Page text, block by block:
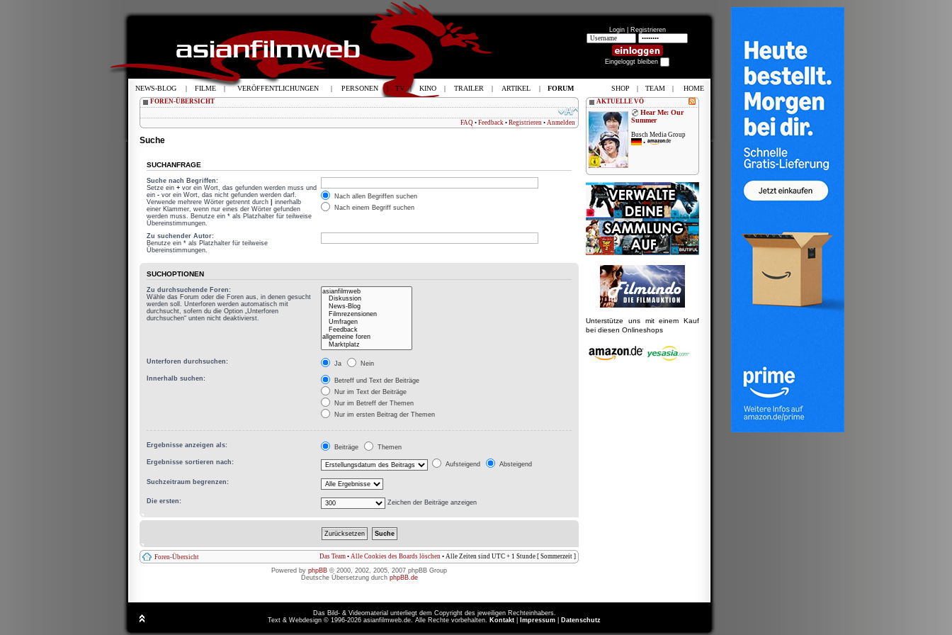
Login | Registrieren
Eingeloggt bleiben
FOREN-ÜBERSICHT
FAQ • Feedback • Registrieren • Anmelden
Suche
SUCHANFRAGE
Suche nach Begriffen:
Setze ein + vor ein Wort, das gefunden werden muss und
ein - vor ein Wort, das nicht gefunden werden darf.
Verwende mehrere Wörter getrennt durch
innerhalb
einer Klammer, wenn nur eines der Wörter gefunden
werden muss. Benutze ein * als Platzhalter für teilweise
Übereinstimmungen.
Nach allen Begriffen suchen
Nach einem Begriff suchen
Zu suchender Autor:
Benutze ein * als Platzhalter für teilweise
Übereinstimmungen.
SUCHOPTIONEN
Zu durchsuchende Foren:
Wähle das Forum oder die Foren aus, in denen gesucht
werden soll. Unterforen werden automatisch mit
durchsucht, sofern du die Option „Unterforen
durchsuchen“ unten nicht deaktivierst.
Unterforen durchsuchen: Ja Nein
Innerhalb suchen:
Betreff und Text der Beiträge
Nur im Text der Beiträge
Nur im Betreff der Themen
Nur im ersten Beitrag der Themen
Ergebnisse anzeigen als: Beiträge Themen
Ergebnisse sortieren nach: Aufsteigend Absteigend
Suchzeitraum begrenzen:
Die ersten: Zeichen der Beiträge anzeigen
Foren-Übersicht Das Team • Alle Cookies des Boards löschen • Alle Zeiten sind UTC + 1 Stunde [ Sommerzeit ]
Powered by phpBB © 2000, 2002, 2005, 2007 phpBB Group
Deutsche Übersetzung durch phpBB.de
AKTUELLE VÖ
Hear Me: Our
Summer
Busch Media Group
•
Unterstütze uns mit einem Kauf
bei diesen Onlineshops
Das Bild- & Videomaterial unterliegt dem Copyright des jeweiligen Rechteinhabers.
Text & Webdesign © 1996-2026 asianfilmweb.de. Alle Rechte vorbehalten. Kontakt Impressum Datenschutz
NEWS-BLOG | FILME | VERÖFFENTLICHUNGEN | PERSONEN | TV | KINO | TRAILER | ARTIKEL | FORUM SHOP | TEAM | HOME